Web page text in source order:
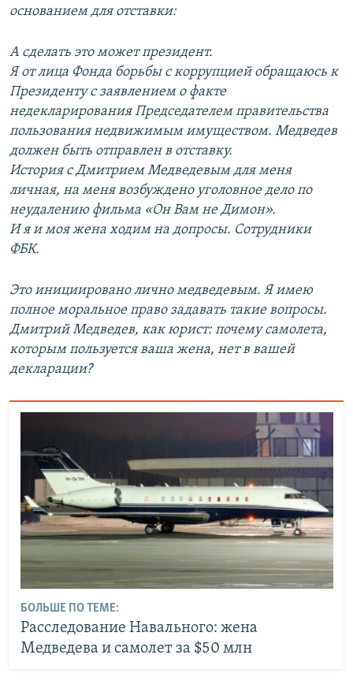
основанием для отставки:
А сделать это может президент.
Я от лица Фонда борьбы с коррупцией обращаюсь к
Президенту с заявлением о факте
недекларирования Председателем правительства
пользования недвижимым имуществом. Медведев
должен быть отправлен в отставку.
История с Дмитрием Медведевым для меня
личная, на меня возбуждено уголовное дело по
неудалению фильма «Он Вам не Димон».
И я и моя жена ходим на допросы. Сотрудники
ФБК.
Это инициировано лично медведевым. Я имею
полное моральное право задавать такие вопросы.
Дмитрий Медведев, как юрист: почему самолета,
которым пользуется ваша жена, нет в вашей
декларации?
БОЛЬШЕ ПО ТЕМЕ:
Расследование Навального: жена
Медведева и самолет за $50 млн